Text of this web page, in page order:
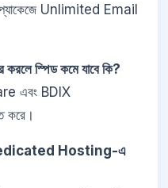
প্যাকেজে Unlimited Email
স্পিড কমে যাবে কি?
এবং BDIX
করে।
Dedicated Hosting-এ